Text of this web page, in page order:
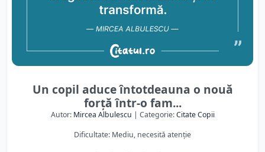
Un copil aduce întotdeauna o nouă
forță într-o fam...
Autor: Mircea Albulescu | Categorie:Citate Copii
Dificultate: Mediu, necesită atenție